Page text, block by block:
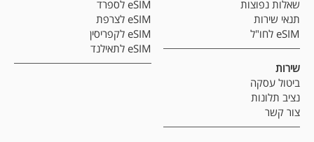
שאלות נפוצות
תנאי שירות
eSIM לחו"ל
שירות
ביטול עסקה
נציב תלונות
צור קשר
eSIM לספרד
eSIM לצרפת
eSIM לקפריסין
eSIM לתאילנד